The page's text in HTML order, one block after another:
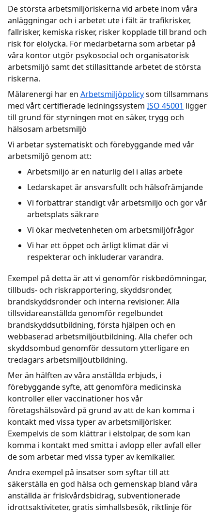
Avbrott
De största arbetsmiljöriskerna vid arbete inom våra
anläggningar och i arbetet ute i fält är trafikrisker,
fallrisker, kemiska risker, risker kopplade till brand och
risk för elolycka. För medarbetarna som arbetar på
våra kontor utgör psykosocial och organisatorisk
arbetsmiljö samt det stillasittande arbetet de största
riskerna.
Mälarenergi har en Arbetsmiljöpolicysom tillsammans
med vårt certifierade ledningssystem ISO 45001 ligger
till grund för styrningen mot en säker, trygg och
hälsosam arbetsmiljö
Vi arbetar systematiskt och förebyggande med vår
arbetsmiljö genom att:
Arbetsmiljö är en naturlig del i allas arbete
Ledarskapet är ansvarsfullt och hälsofrämjande
Vi förbättrar ständigt vår arbetsmiljö och gör vår
arbetsplats säkrare
Vi ökar medvetenheten om arbetsmiljöfrågor
Vi har ett öppet och ärligt klimat där vi
respekterar och inkluderar varandra.
Exempel på detta är att vi genomför riskbedömningar,
tillbuds- och riskrapportering, skyddsronder,
brandskyddsronder och interna revisioner. Alla
tillsvidareanställda genomför regelbundet
brandskyddsutbildning, första hjälpen och en
webbaserad arbetsmiljöutbildning. Alla chefer och
skyddsombud genomför dessutom ytterligare en
tredagars arbetsmiljöutbildning.
Mer än hälften av våra anställda erbjuds, i
förebyggande syfte, att genomföra medicinska
kontroller eller vaccinationer hos vår
företagshälsovård på grund av att de kan komma i
kontakt med vissa typer av arbetsmiljörisker.
Exempelvis de som klättrar i elstolpar, de som kan
komma i kontakt med smitta i avlopp eller avfall eller
de som arbetar med vissa typer av kemikalier.
Andra exempel på insatser som syftar till att
säkerställa en god hälsa och gemenskap bland våra
anställda är friskvårdsbidrag, subventionerade
idrottsaktiviteter, gratis simhallsbesök, riktlinje för